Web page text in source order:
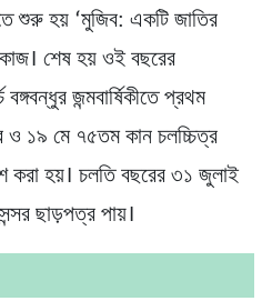
শুরু হয় ‘মুজিব: একটি জাতির
শেষ হয় ওই বছরের
জন্মবার্ষিকীতে প্রথম
ও ১৯ মে ৭৫তম কান চলচ্চিত্র
করা হয়। চলতি বছরের ৩১ জুলাই
ছাড়পত্র পায়।